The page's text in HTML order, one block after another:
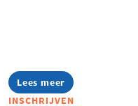
Lees meer
about
West
INSCHRIJVEN